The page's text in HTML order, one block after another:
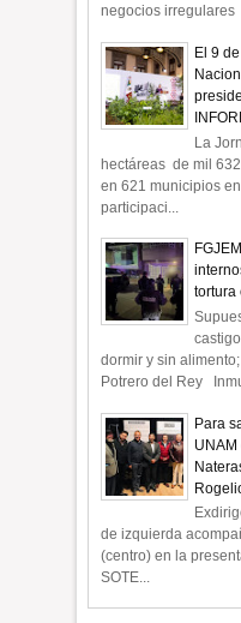
negocios
El 9
La
hectáreas de mil
en 621 municipios
participaci...
tortura
dormir y sin
Potrero del Rey
Para
de izquierda
(centro) en la
SOTE...